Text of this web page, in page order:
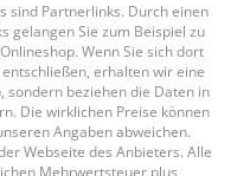
sind Partnerlinks. Durch einen
gelangen Sie zum Beispiel zu
Wenn Sie sich dort
erhalten wir eine
sondern beziehen die Daten in
Die wirklichen Preise können
Angaben abweichen.
Webseite des Anbieters. Alle
Mehrwertsteuer plus